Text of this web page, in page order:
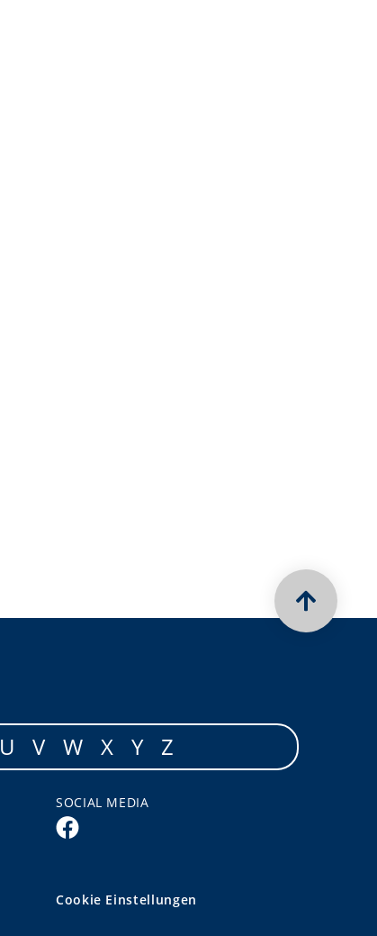
U V W X Y Z
SOCIAL MEDIA
Cookie Einstellungen